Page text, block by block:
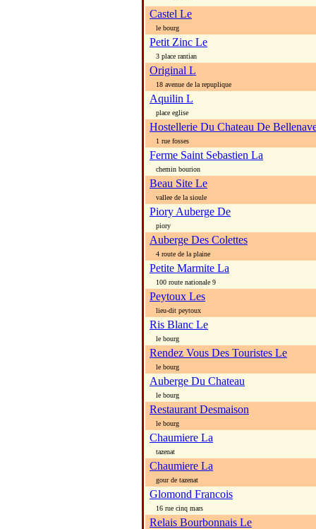
Castel Le
le bourg
Petit Zinc Le
3 place rantian
Original L
18 avenue de la repuplique
Aquilin L
place eglise
Hostellerie Du Chateau De
1 rue fosses
Ferme Saint Sebastien La
chemin bourion
Beau Site Le
vallee de la sioule
Piory Auberge De
piory
Auberge Des Colettes
4 route de la plaine
Petite Marmite La
100 route nationale 9
Peytoux Les
lieu-dit peytoux
Ris Blanc Le
le bourg
Rendez Vous Des Touristes Le
le bourg
Auberge Du Chateau
le bourg
Restaurant Desmaison
le bourg
Chaumiere La
tazenat
Chaumiere La
gour de tazenat
Glomond Francois
16 rue cinq mars
Relais Bourbonnais Le